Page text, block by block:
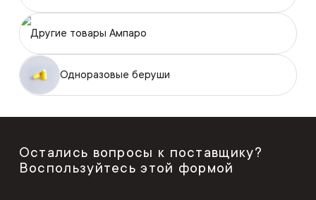
Другие товары Ампаро
Одноразовые беруши
Остались вопросы к поставщику?
Воспользуйтесь этой формой